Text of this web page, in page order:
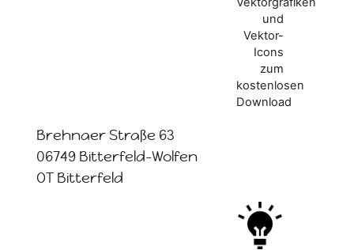
Brehnaer Straße 63
06749 Bitterfeld-Wolfen
OT Bitterfeld